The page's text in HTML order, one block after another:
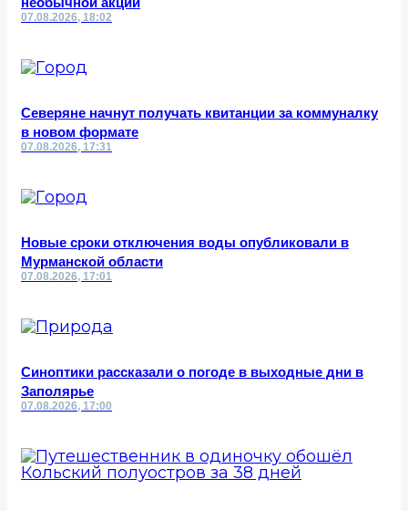
07.08.2026, 18:02
Северяне начнут получать квитанции за коммуналку
в новом формате
07.08.2026, 17:31
Новые сроки отключения воды опубликовали в
Мурманской области
07.08.2026, 17:01
Синоптики рассказали о погоде в выходные дни в
Заполярье
07.08.2026, 17:00